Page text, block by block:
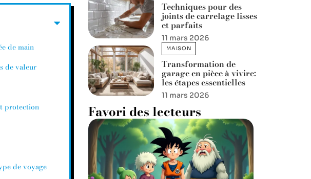
de main
de valeur
protection
de voyage
Techniques pour des
joints de carrelage lisses
et parfaits
11 mars 2026
MAISON
Transformation de
garage en pièce à vivire:
les étapes essentielles
11 mars 2026
Favori des lecteurs